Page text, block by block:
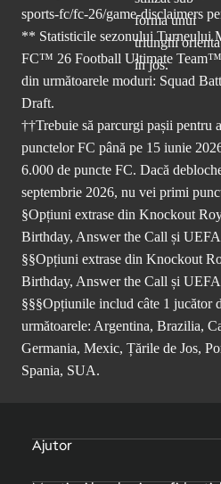
sports-fc/fc-26/game-disclaimers
** Statisticile sezonului Turneului
FC™ 26 Football Ultimate Team™
din următoarele moduri: Squad
Draft.
††Trebuie să parcurgi pașii pentru
punctelor FC până pe 15 iunie
6.000 de puncte FC. Dacă
septembrie 2026, nu vei primi
§Opțiuni extrase din Knockout
Birthday, Answer the Call și
§§Opțiuni extrase din Knockout
Birthday, Answer the Call și
§§§Opțiunile includ câte 1 jucător
următoarele: Argentina, Brazilia,
Germania, Mexic, Țările de Jos,
Spania, SUA.
Ajutor